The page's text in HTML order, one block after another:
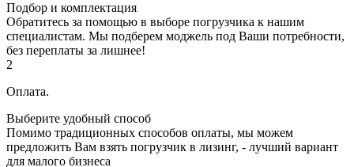
Подбор и комплектация
Обратитесь за помощью в выборе погрузчика к нашим
специалистам. Мы подберем моджель под Ваши потребности,
без переплаты за лишнее!
2
Оплата.
Выберите удобный способ
Помимо традиционных способов оплаты, мы можем
предложить Вам взять погрузчик в лизинг, - лучший вариант
для малого бизнеса